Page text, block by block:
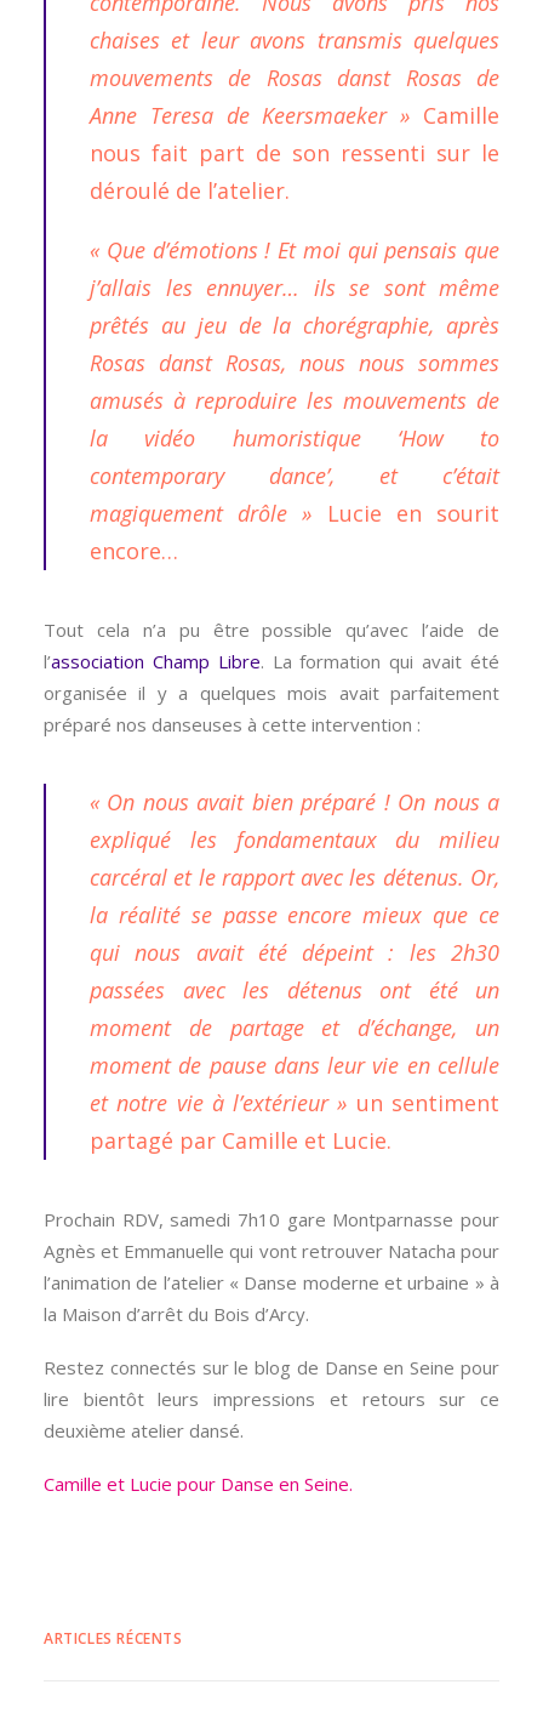
chaises et leur avons transmis quelques
mouvements de Rosas danst Rosas de
Anne Teresa de Keersmaeker » Camille
nous fait part de son ressenti sur le
déroulé de l’atelier.
« Que d’émotions ! Et moi qui pensais que
j’allais les ennuyer… ils se sont même
prêtés au jeu de la chorégraphie, après
Rosas danst Rosas, nous nous sommes
amusés à reproduire les mouvements de
la vidéo humoristique ‘How to
contemporary dance’, et c’était
magiquement drôle » Lucie en sourit
encore…
Tout cela n’a pu être possible qu’avec l’aide de
l’association Champ Libre. La formation qui avait été
organisée il y a quelques mois avait parfaitement
préparé nos danseuses à cette intervention :
« On nous avait bien préparé ! On nous a
expliqué les fondamentaux du milieu
carcéral et le rapport avec les détenus. Or,
la réalité se passe encore mieux que ce
qui nous avait été dépeint : les 2h30
passées avec les détenus ont été un
moment de partage et d’échange, un
moment de pause dans leur vie en cellule
et notre vie à l’extérieur » un sentiment
partagé par Camille et Lucie.
Prochain RDV, samedi 7h10 gare Montparnasse pour
Agnès et Emmanuelle qui vont retrouver Natacha pour
l’animation de l’atelier « Danse moderne et urbaine » à
la Maison d’arrêt du Bois d’Arcy.
Restez connectés sur le blog de Danse en Seine pour
lire bientôt leurs impressions et retours sur ce
deuxième atelier dansé.
Camille et Lucie pour Danse en Seine.
ARTICLES RÉCENTS